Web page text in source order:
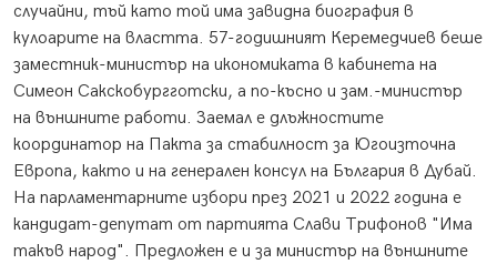
случайни, тъй като той има завидна биография в
кулоарите на властта. 57-годишният Керемедчиев беше
заместник-министър на икономиката в кабинета на
Симеон Сакскобургготски, а по-късно и зам.-министър
на външните работи. Заемал е длъжностите
координатор на Пакта за стабилност за Югоизточна
Европа, както и на генерален консул на България в Дубай.
На парламентарните избори през 2021 и 2022 година е
кандидат-депутат от партията Слави Трифонов "Има
такъв народ". Предложен е и за министър на външните